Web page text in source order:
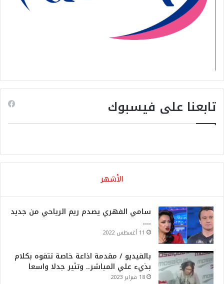
تابعنا على فيسبوك
الأشهر
سامي الفهري يصدم ريم الرياحي من جديد
….
11 أغسطس 2022
بالفيديو / مقدمة اذاعة خاصة تتفوه بكلام
بذيء علي المباشر.. وتثير جدلا واسعا
18 فبراير 2023